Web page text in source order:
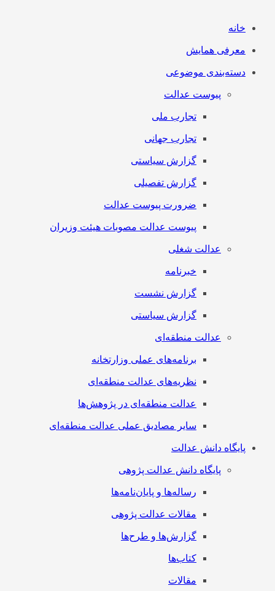
خانه
معرفی همایش
دسته‌بندی موضوعی
پیوست عدالت
تجارب ملی
تجارب جهانی
گزارش سیاستی
گزارش تفصیلی
ضرورت پیوست عدالت
پیوست عدالت مصوبات هیئت وزیران
عدالت شغلی
خبرنامه
گزارش نشست
گزارش سیاستی
عدالت منطقه‌ای
برنامه‌های عملی وزارتخانه
نظریه‌های عدالت منطقه‌ای
عدالت منطقه‌ای در پژوهش‌ها
سایر مصادیق عملی عدالت منطقه‌ای
پایگاه دانش عدالت
پایگاه دانش عدالت پژوهی
رساله‌ها و پایان‌نامه‌ها
مقالات عدالت پژوهی
گزارش‌ها و طرح‌ها
کتاب‌ها
مقالات